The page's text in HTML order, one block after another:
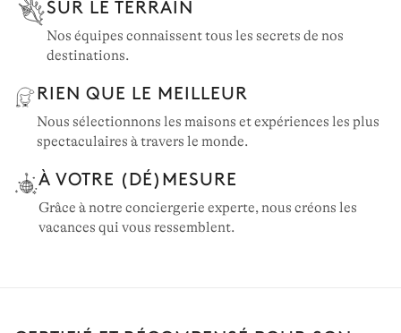
SUR LE TERRAIN
Nos équipes connaissent tous les secrets de nos
destinations.
RIEN QUE LE MEILLEUR
Nous sélectionnons les maisons et expériences les plus
spectaculaires à travers le monde.
À VOTRE (DÉ)MESURE
Grâce à notre conciergerie experte, nous créons les
vacances qui vous ressemblent.